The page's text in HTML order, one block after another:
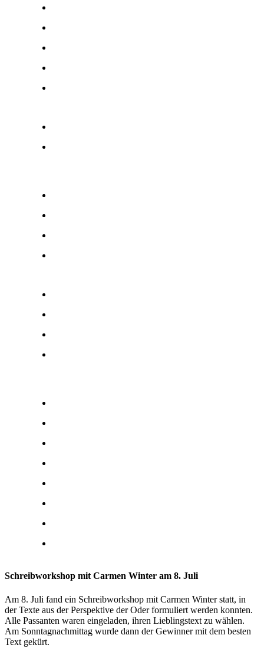
Schreibworkshop mit Carmen Winter am 8. Juli
Am 8. Juli fand ein Schreibworkshop mit Carmen Winter statt, in
der Texte aus der Perspektive der Oder formuliert werden konnten.
Alle Passanten waren eingeladen, ihren Lieblingstext zu wählen.
Am Sonntagnachmittag wurde dann der Gewinner mit dem besten
Text gekürt.